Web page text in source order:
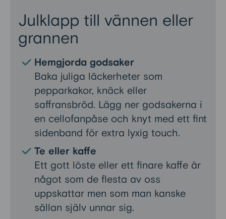
Julklapp till vännen eller
grannen
Hemgjorda godsaker
Baka juliga läckerheter som
pepparkakor, knäck eller
saffransbröd. Lägg ner godsakerna i
en cellofanpåse och knyt med ett fint
sidenband för extra lyxig touch.
Te eller kaffe
Ett gott löste eller ett finare kaffe är
något som de flesta av oss
uppskattar men som man kanske
sällan själv unnar sig.